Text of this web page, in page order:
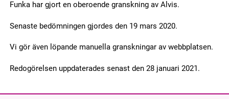
Funka har gjort en oberoende granskning av Alvis.
Senaste bedömningen gjordes den 19 mars 2020.
Vi gör även löpande manuella granskningar av webbplatsen.
Redogörelsen uppdaterades senast den 28 januari 2021.